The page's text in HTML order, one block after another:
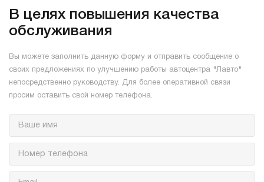
В целях повышения качества
обслуживания
Вы можете заполнить данную форму и отправить сообщение о
своих предложениях по улучшению работы автоцентра "Лавто"
непосредственно руководству. Для более оперативной связи
просим оставить свой номер телефона.